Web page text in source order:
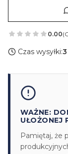
0.00
Czas wysyłki:
WAŻNE:
UŁOŻONEJ
Pamiętaj, że